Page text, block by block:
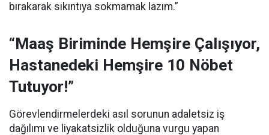
bırakarak sıkıntıya sokmamak lazım.”
“Maaş Biriminde Hemşire Çalışıyor,
Hastanedeki Hemşire 10 Nöbet
Tutuyor!”
Görevlendirmelerdeki asıl sorunun adaletsiz iş
dağılımı ve liyakatsizlik olduğuna vurgu yapan